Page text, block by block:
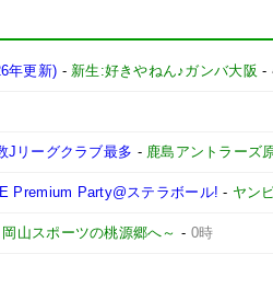
年更新) - 新生:好きやねん♪ガンバ大阪 -
Jリーグクラブ最多 - 鹿島アントラーズ
Premium Party@ステラボール! - ヤン
山スポーツの桃源郷へ～ - 0時